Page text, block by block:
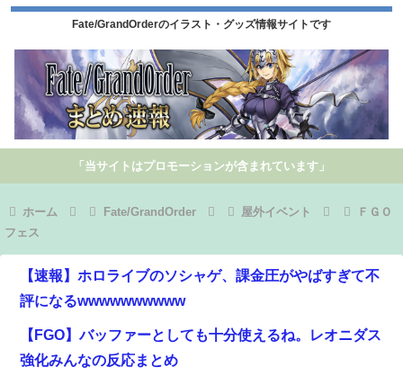
Fate/GrandOrderのイラスト・グッズ情報サイトです
「当サイトはプロモーションが含まれています」
ホーム Fate/GrandOrder 屋外イベント
ＦＧＯ
フェス
【速報】ホロライブのソシャゲ、課金圧がやばすぎて不
評になるwwwwwwwwww
【FGO】バッファーとしても十分使えるね。レオニダス
強化みんなの反応まとめ